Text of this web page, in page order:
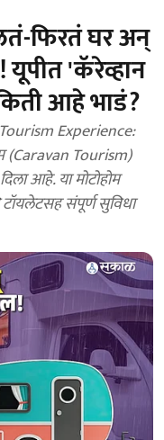
फिरतं घर अन्
'कॅरेव्हान
आहे भाडं?
Experience:
(Caravan Tourism)
आहे. या मोटोहोम
संपूर्ण सुविधा